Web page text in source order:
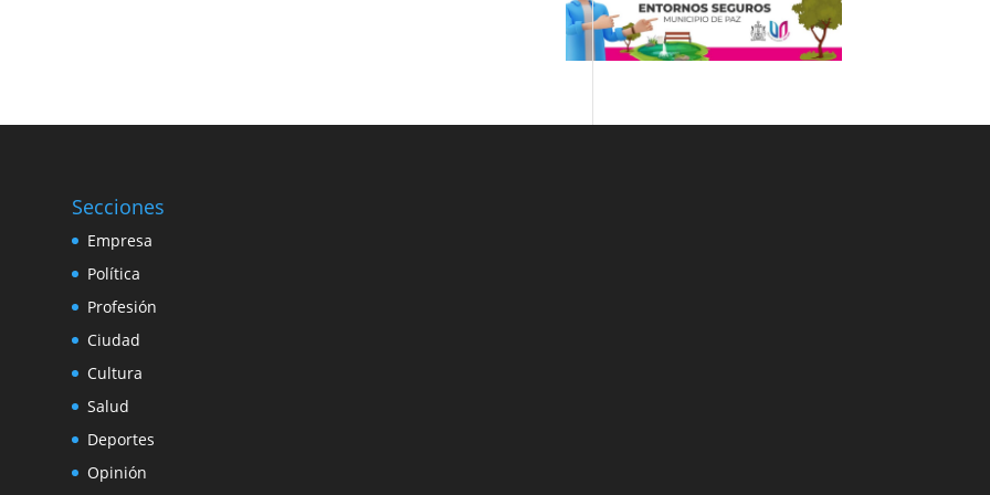
Secciones
Empresa
Política
Profesión
Ciudad
Cultura
Salud
Deportes
Opinión